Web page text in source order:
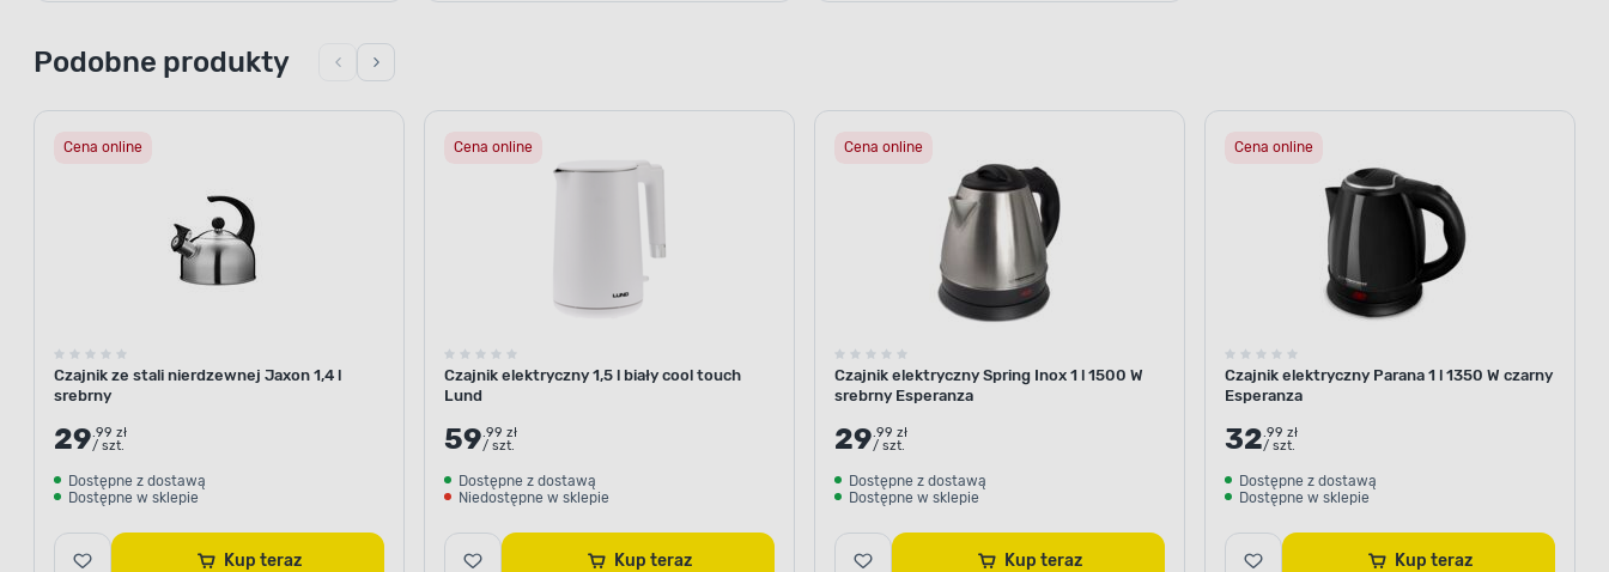
Podobne produkty
Cena online
Czajnik ze stali nierdzewnej Jaxon 1,4 l
srebrny
29.99 zł
/ szt.
Dostępne z dostawą
Dostępne w sklepie
Kup teraz
Cena online
Czajnik elektryczny 1,5 l biały cool touch
Lund
59.99 zł
/ szt.
Dostępne z dostawą
Niedostępne w sklepie
Kup teraz
Cena online
Czajnik elektryczny Spring Inox 1 l 1500 W
srebrny Esperanza
29.99 zł
/ szt.
Dostępne z dostawą
Dostępne w sklepie
Kup teraz
Cena online
Czajnik elektryczny Parana 1 l 1350 W czarny
Esperanza
32.99 zł
/ szt.
Dostępne z dostawą
Dostępne w sklepie
Kup teraz